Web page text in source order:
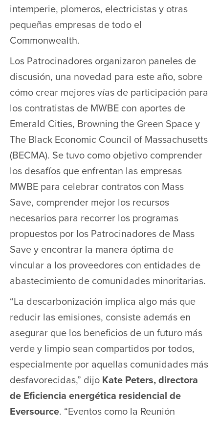
intemperie, plomeros, electricistas y otras
pequeñas empresas de todo el
Commonwealth.
Los Patrocinadores organizaron paneles de
discusión, una novedad para este año, sobre
cómo crear mejores vías de participación para
los contratistas de MWBE con aportes de
Emerald Cities, Browning the Green Space y
The Black Economic Council of Massachusetts
(BECMA). Se tuvo como objetivo comprender
los desafíos que enfrentan las empresas
MWBE para celebrar contratos con Mass
Save, comprender mejor los recursos
necesarios para recorrer los programas
propuestos por los Patrocinadores de Mass
Save y encontrar la manera óptima de
vincular a los proveedores con entidades de
abastecimiento de comunidades minoritarias.
“La descarbonización implica algo más que
reducir las emisiones, consiste además en
asegurar que los beneficios de un futuro más
verde y limpio sean compartidos por todos,
especialmente por aquellas comunidades más
desfavorecidas,” dijo Kate Peters, directora
de Eficiencia energética residencial de
Eversource. “Eventos como la Reunión